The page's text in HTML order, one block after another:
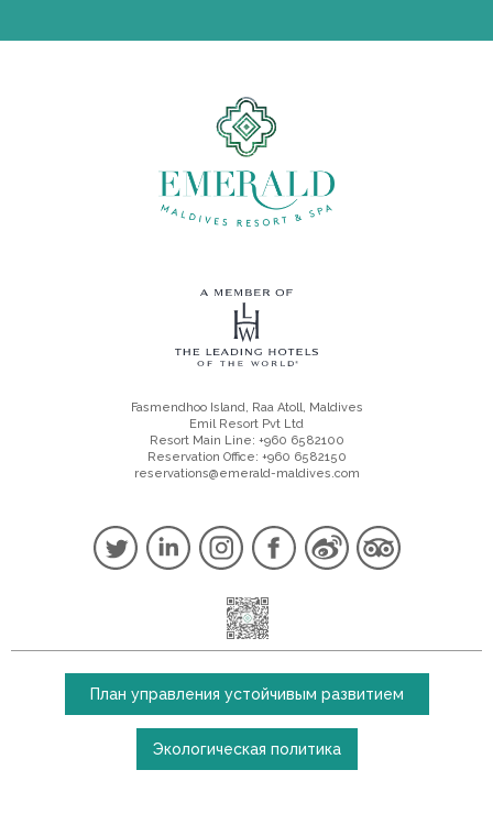
Fasmendhoo Island, Raa Atoll, Maldives
Emil Resort Pvt Ltd
Resort Main Line: +960 6582100
Reservation Office: +960 6582150
reservations@emerald-maldives.com
План управления устойчивым развитием
Экологическая политика